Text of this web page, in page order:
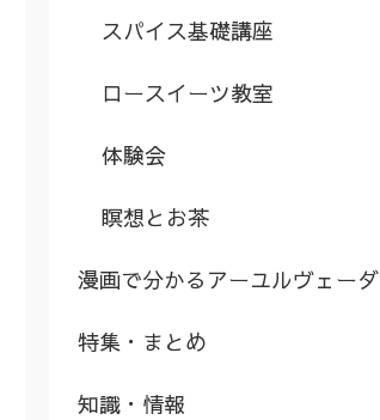
スパイス基礎講座
ロースイーツ教室
体験会
瞑想とお茶
漫画で分かるアーユルヴェーダ
特集・まとめ
知識・情報